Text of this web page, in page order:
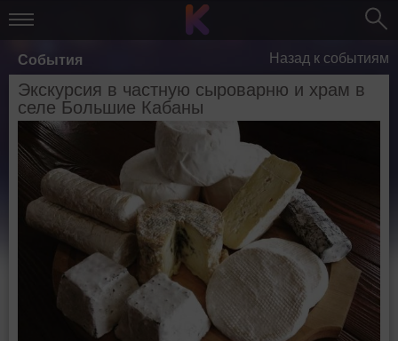
События Назад к событиям
Экскурсия в частную сыроварню и храм в
селе Большие Кабаны